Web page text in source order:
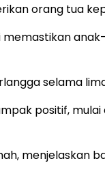
orang tua
selama
positif,